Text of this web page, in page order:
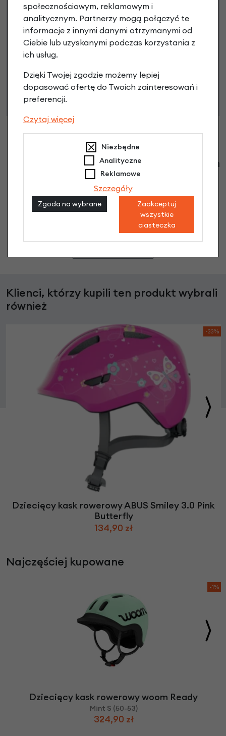
Poznaj szczegóły
Niniejsza propozycja nie stanowi oferty w rozumieniu art.
66 Kodeksu Cywilnego. Ostateczna decyzja o warunkach
i przyznaniu kredytu zostanie podjęta po ocenie
zdolności kredytowej.
Klienci zadali następujące pytania o ten
produkt
Nikt wcześniej niemiał pytań do tego produktu? A Ty o
co chcesz zapytać?
Klienci, którzy kupili ten produkt wybrali
również
-33%
Dziecięcy kask rowerowy ABUS Smiley 3.0 Pink
Butterfly
134,90 zł
Najczęściej kupowane
-1%
Dziecięcy kask rowerowy woom Ready
Mint S (50-53)
324,90 zł
społecznościowym, reklamowym i
analitycznym. Partnerzy mogą połączyć te
informacje z innymi danymi otrzymanymi od
Ciebie lub uzyskanymi podczas korzystania z
ich usług.
Dzięki Twojej zgodzie możemy lepiej
dopasować ofertę do Twoich zainteresowań i
preferencji.
Czytaj więcej
Niezbędne
Analityczne
Reklamowe
Szczegóły
Zgoda na wybrane
Zaakceptuj
wszystkie
ciasteczka